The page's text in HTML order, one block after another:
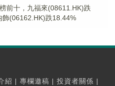
前十，九福來(08611.HK)跌
飾(06162.HK)跌18.44%
紹 | 專欄邀稿 | 投資者關係 |